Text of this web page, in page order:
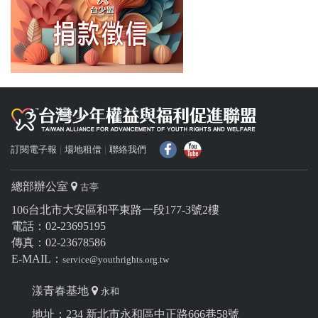
訂閱電子報 場地租借 聯絡我們
總部辦公室 古亭
106台北市大安區和平東路一段177-3號2樓
電話：02-23695195
傳真：02-23678586
E-MAIL： service@youthrights.org.tw
漾青春基地 永和
地址：234 新北市永和區中正路666巷58號